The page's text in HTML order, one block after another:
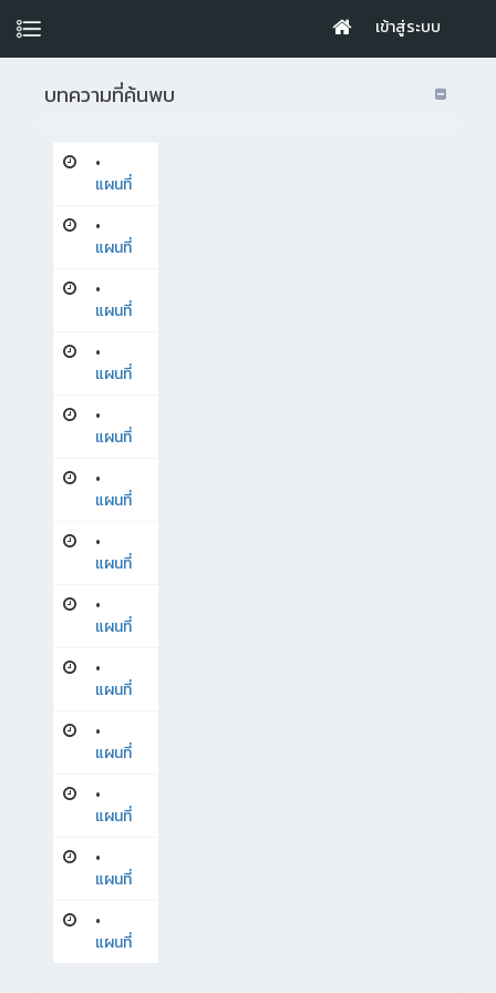
เข้าสู่ระบบ
บทความที่ค้นพบ
•
แผนที่
•
แผนที่
•
แผนที่
•
แผนที่
•
แผนที่
•
แผนที่
•
แผนที่
•
แผนที่
•
แผนที่
•
แผนที่
•
แผนที่
•
แผนที่
•
แผนที่